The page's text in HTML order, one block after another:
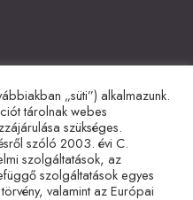
„süti”) alkalmazunk.
tárolnak webes
szükséges.
szóló 2003. évi C.
szolgáltatások, az
szolgáltatások egyes
valamint az Európai